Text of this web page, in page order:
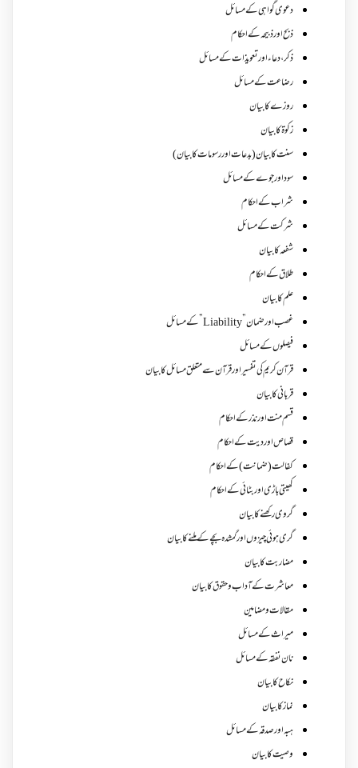
دعوی گواہی کے مسائل
ذبح اور ذبیحہ کے احکام
ذکر،دعاء اور تعویذات کے مسائل
رضاعت کے مسائل
روزے کا بیان
زکوة کابیان
سنت کا بیان (بدعات اور رسومات کا بیان)
سود اور جوے کے مسائل
شراب کے احکام
شرکت کے مسائل
شفعہ کا بیان
طلاق کے احکام
علم کا بیان
غصب اورضمان”Liability” کے مسائل
فیصلوں کے مسائل
قرآن کریم کی تفسیر اور قرآن سے متعلق مسائل کا بیان
قربانی کا بیان
قسم منت اور نذر کے احکام
قصاص اور دیت کے احکام
کفالت (ضمانت) کے احکام
کھیتی باڑی اور بٹائی کے احکام
گروی رکھنے کا بیان
گری ہوئی چیزوں اورگمشدہ بچے کے ملنے کا بیان
مضاربت کا بیان
معاشرت کے آداب و حقوق کا بیان
مقالات ومضامین
میراث کے مسائل
نان نفقہ کے مسائل
نکاح کا بیان
نماز کا بیان
ہبہ اور صدقہ کے مسائل
وصیت کا بیان